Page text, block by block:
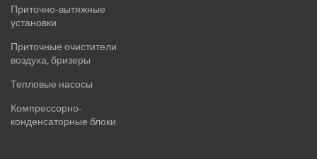
ТЕПЛОВЫЕ НАСОСЫ
КОМПРЕССОРНО-КОНДЕНСАТОРНЫЕ БЛОКИ
Приточно-вытяжные
установки
Приточные очистители
воздуха, бризеры
Тепловые насосы
Компрессорно-
конденсаторные блоки